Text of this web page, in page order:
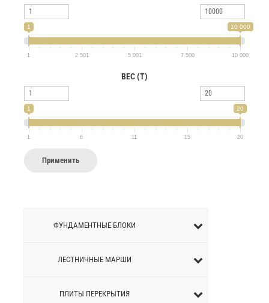
1 10 000
1 2 501 5 001 7 500 10 000
ВЕС (Т)
1 20
1 6 11 15 20
Применить
ФУНДАМЕНТНЫЕ БЛОКИ
ЛЕСТНИЧНЫЕ МАРШИ
ПЛИТЫ ПЕРЕКРЫТИЯ